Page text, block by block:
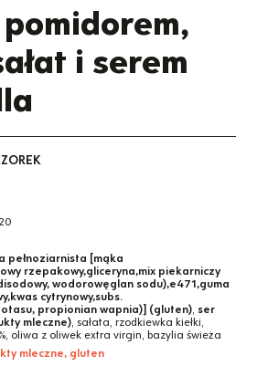
i serem
pełnoziarnista [mąka
rzepakowy,gliceryna,mix piekarniczy
wodorowęglan sodu),e471,guma
cytrynowy,subs.
propionian wapnia)] (gluten), ser
mleczne), sałata, rzodkiewka kiełki,
oliwa z oliwek extra virgin, bazylia świeża
mleczne, gluten